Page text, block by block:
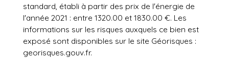
standard, établi à partir des prix de l'énergie de
l'année 2021 : entre 1320.00 et 1830.00 €. Les
informations sur les risques auxquels ce bien est
exposé sont disponibles sur le site Géorisques :
georisques.gouv.fr.